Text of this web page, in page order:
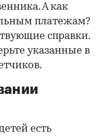
А как
платежам?
справки.
указанные в
есть